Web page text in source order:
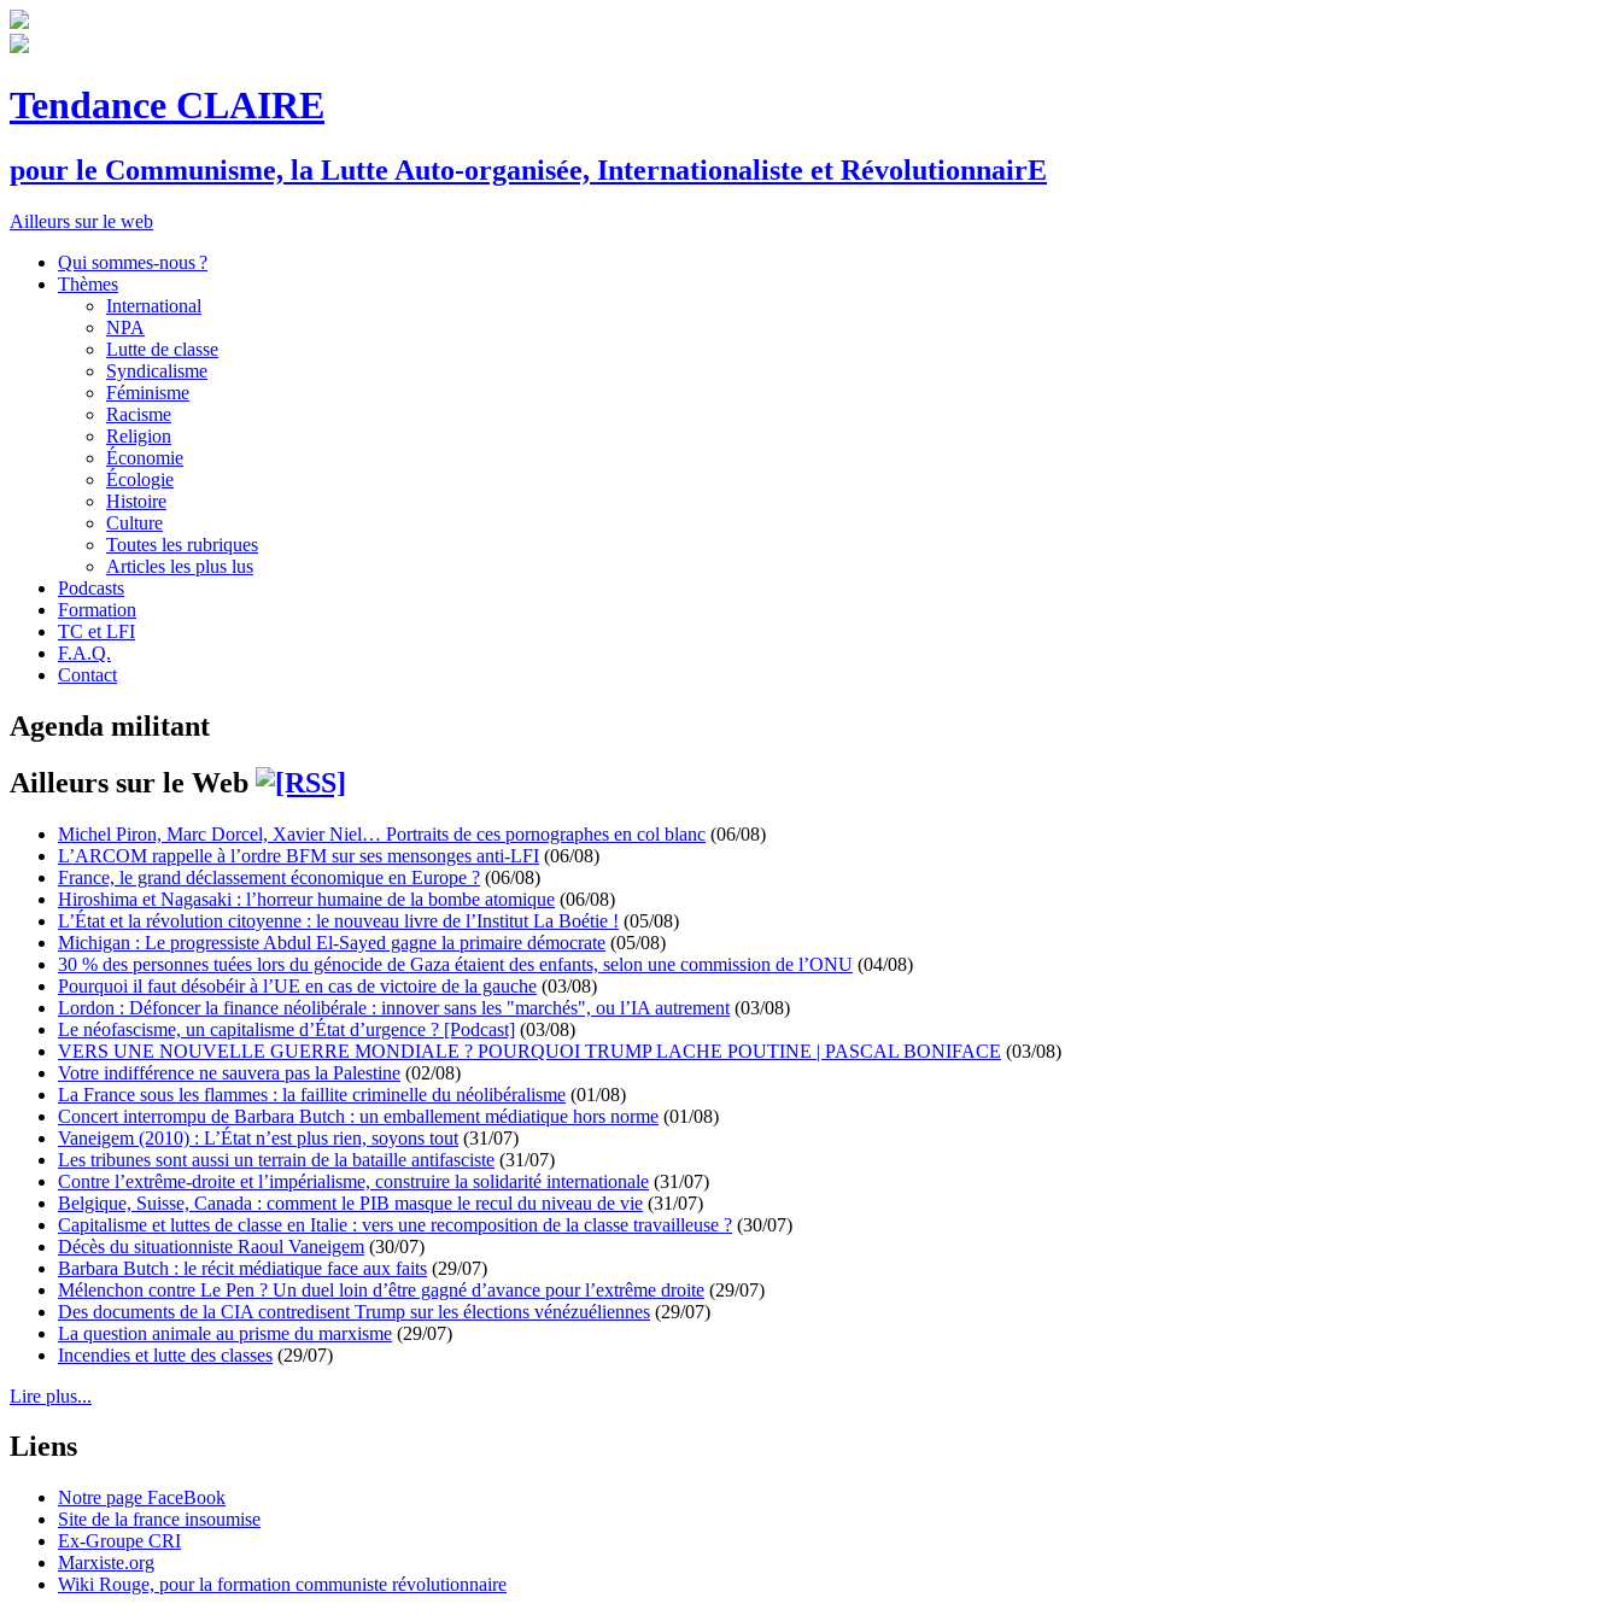
Tendance CLAIRE
pour le Communisme, la Lutte Auto-organisée, Internationaliste et RévolutionnairE
Ailleurs sur le web
Qui sommes-nous ?
Thèmes
International
NPA
Lutte de classe
Syndicalisme
Féminisme
Racisme
Religion
Économie
Écologie
Histoire
Culture
Toutes les rubriques
Articles les plus lus
Podcasts
Formation
TC et LFI
F.A.Q.
Contact
Agenda militant
Ailleurs sur le Web
Michel Piron, Marc Dorcel, Xavier Niel… Portraits de ces pornographes en col blanc (06/08)
L’ARCOM rappelle à l’ordre BFM sur ses mensonges anti-LFI (06/08)
France, le grand déclassement économique en Europe ? (06/08)
Hiroshima et Nagasaki : l’horreur humaine de la bombe atomique (06/08)
L’État et la révolution citoyenne : le nouveau livre de l’Institut La Boétie ! (05/08)
Michigan : Le progressiste Abdul El-Sayed gagne la primaire démocrate (05/08)
30 % des personnes tuées lors du génocide de Gaza étaient des enfants, selon une commission de l’ONU (04/08)
Pourquoi il faut désobéir à l’UE en cas de victoire de la gauche (03/08)
Lordon : Défoncer la finance néolibérale : innover sans les "marchés", ou l’IA autrement (03/08)
Le néofascisme, un capitalisme d’État d’urgence ? [Podcast] (03/08)
VERS UNE NOUVELLE GUERRE MONDIALE ? POURQUOI TRUMP LACHE POUTINE | PASCAL BONIFACE (03/08)
Votre indifférence ne sauvera pas la Palestine (02/08)
La France sous les flammes : la faillite criminelle du néolibéralisme (01/08)
Concert interrompu de Barbara Butch : un emballement médiatique hors norme (01/08)
Vaneigem (2010) : L’État n’est plus rien, soyons tout (31/07)
Les tribunes sont aussi un terrain de la bataille antifasciste (31/07)
Contre l’extrême-droite et l’impérialisme, construire la solidarité internationale (31/07)
Belgique, Suisse, Canada : comment le PIB masque le recul du niveau de vie (31/07)
Capitalisme et luttes de classe en Italie : vers une recomposition de la classe travailleuse ? (30/07)
Décès du situationniste Raoul Vaneigem (30/07)
Barbara Butch : le récit médiatique face aux faits (29/07)
Mélenchon contre Le Pen ? Un duel loin d’être gagné d’avance pour l’extrême droite (29/07)
Des documents de la CIA contredisent Trump sur les élections vénézuéliennes (29/07)
La question animale au prisme du marxisme (29/07)
Incendies et lutte des classes (29/07)
Lire plus...
Liens
Notre page FaceBook
Site de la france insoumise
Ex-Groupe CRI
Marxiste.org
Wiki Rouge, pour la formation communiste révolutionnaire